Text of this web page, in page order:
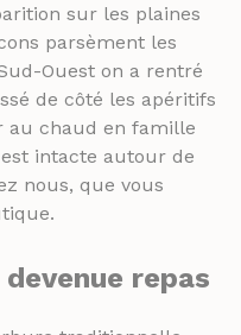
sur les plaines
parsèment les
Ouest on a rentré
de côté les apéritifs
au chaud en famille
intacte autour de
nous, que vous
repas